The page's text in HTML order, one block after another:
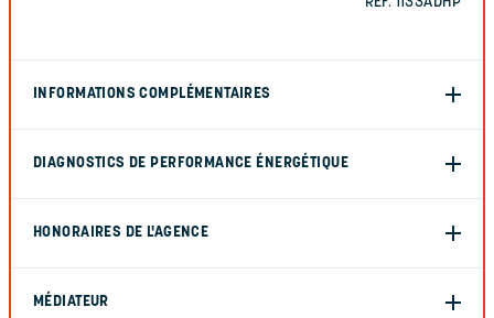
INFORMATIONS COMPLÉMENTAIRES
DIAGNOSTICS DE PERFORMANCE ÉNERGÉTIQUE
HONORAIRES DE L'AGENCE
MÉDIATEUR